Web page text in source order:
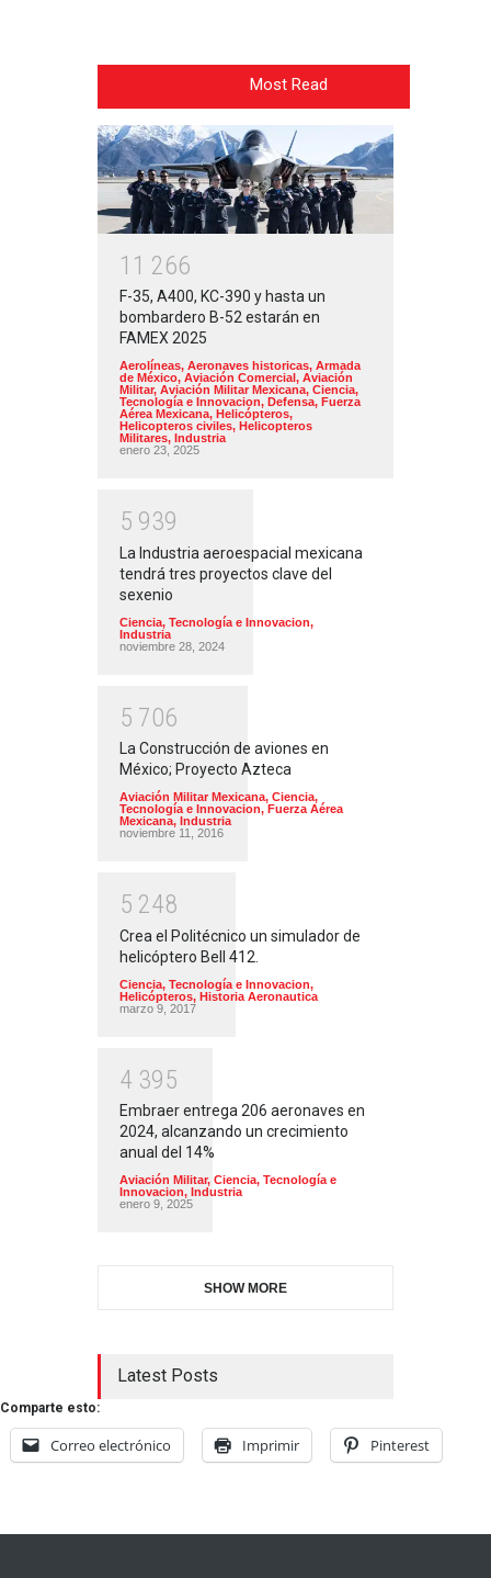
Most Read
1 1 266
F-35, A400, KC-390 y hasta un
bombardero B-52 estarán en
FAMEX 2025
Aerolíneas, Aeronaves historicas, Armada
de México, Aviación Comercial, Aviación
Militar, Aviación Militar Mexicana, Ciencia,
Tecnología e Innovacion, Defensa, Fuerza
Aérea Mexicana, Helicópteros,
Helicopteros civiles, Helicopteros
Militares, Industria
enero 23, 2025
5 939
La Industria aeroespacial mexicana
tendrá tres proyectos clave del
sexenio
Ciencia, Tecnología e Innovacion,
Industria
noviembre 28, 2024
5 706
La Construcción de aviones en
México; Proyecto Azteca
Aviación Militar Mexicana, Ciencia,
Tecnología e Innovacion, Fuerza Aérea
Mexicana, Industria
noviembre 11, 2016
5 248
Crea el Politécnico un simulador de
helicóptero Bell 412.
Ciencia, Tecnología e Innovacion,
Helicópteros, Historia Aeronautica
marzo 9, 2017
4 395
Embraer entrega 206 aeronaves en
2024, alcanzando un crecimiento
anual del 14%
Aviación Militar, Ciencia, Tecnología e
Innovacion, Industria
enero 9, 2025
SHOW MORE
Latest Posts
Comparte esto:
Correo electrónico Imprimir Pinterest